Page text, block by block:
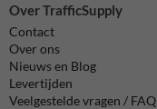
Over TrafficSupply
Contact
Over ons
Nieuws en Blog
Levertijden
Veelgestelde vragen / FAQ